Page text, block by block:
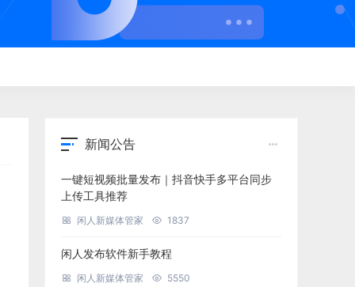
新闻公告
一键短视频批量发布｜抖音快手多平台同步
上传工具推荐
闲人新媒体管家 1837
闲人发布软件新手教程
闲人新媒体管家 5550